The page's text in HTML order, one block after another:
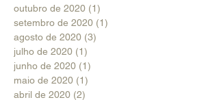
outubro de 2020 (1)
setembro de 2020 (1)
agosto de 2020 (3)
julho de 2020 (1)
junho de 2020 (1)
maio de 2020 (1)
abril de 2020 (2)